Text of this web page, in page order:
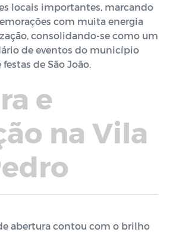
locais importantes, marcando
com muita energia
consolidando-se como um
de eventos do município
de São João.
e
na Vila
abertura contou com o brilho